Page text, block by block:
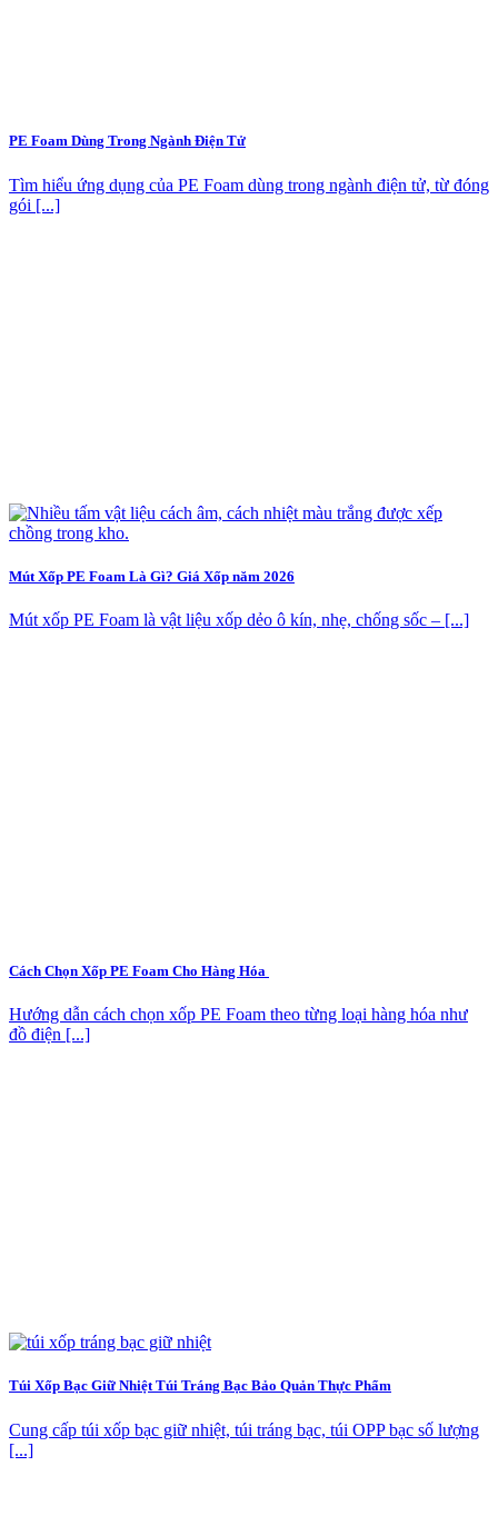
PE Foam Dùng Trong Ngành Điện Tử
Tìm hiểu ứng dụng của PE Foam dùng trong ngành điện tử, từ đóng
gói [...]
Mút Xốp PE Foam Là Gì? Giá Xốp năm 2026
Mút xốp PE Foam là vật liệu xốp dẻo ô kín, nhẹ, chống sốc – [...]
Cách Chọn Xốp PE Foam Cho Hàng Hóa
Hướng dẫn cách chọn xốp PE Foam theo từng loại hàng hóa như
đồ điện [...]
Túi Xốp Bạc Giữ Nhiệt Túi Tráng Bạc Bảo Quản Thực Phẩm
Cung cấp túi xốp bạc giữ nhiệt, túi tráng bạc, túi OPP bạc số lượng
[...]